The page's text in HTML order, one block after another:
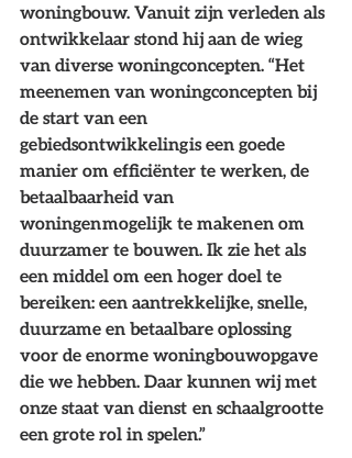
woningbouw. Vanuit zijn verleden als
ontwikkelaar stond hij aan de wieg
van diverse woningconcepten. “Het
meenemen van woningconcepten bij
de start van een
gebiedsontwikkeling is een goede
manier om efficiënter te werken, de
betaalbaarheid van
woningen mogelijk te maken en om
duurzamer te bouwen. Ik zie het als
een middel om een hoger doel te
bereiken: een aantrekkelijke, snelle,
duurzame en betaalbare oplossing
voor de enorme woningbouwopgave
die we hebben. Daar kunnen wij met
onze staat van dienst  en schaalgrootte
een grote rol in spelen.”